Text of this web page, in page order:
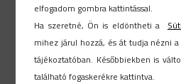
elfogadom gombra kattintással.
Ha szeretné, Ön is eldöntheti a
mihez járul hozzá, és át tudja nézni
tájékoztatóban. Későbbiekben is
található fogaskerékre kattintva.